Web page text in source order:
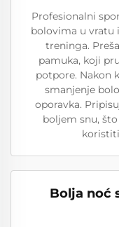
Profesionalni
bolovima u vratu
treninga.
pamuka, koji
potpore. Nakon
smanjenje
oporavka.
boljem snu,
Bolja noć